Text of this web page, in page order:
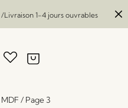
/Livraison 1-4 jours ouvrables
MDF / Page 3